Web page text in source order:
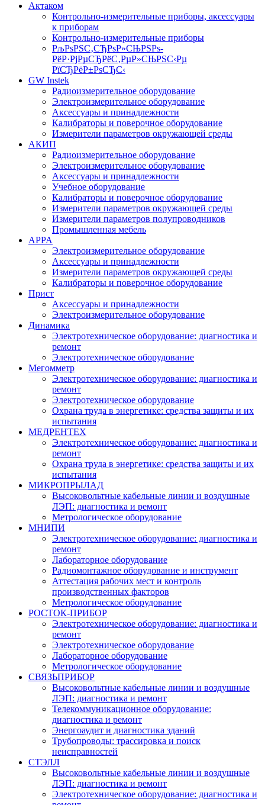
Актаком
Контрольно-измерительные приборы, аксессуары
к приборам
Контрольно-измерительные приборы
РљРѕРЅС‚СЂРѕР»СЊРЅРѕ-
РёР·РјРµСЂРёС‚РµР»СЊРЅС‹Рµ
РїСЂРёР±РѕСЂС‹
GW Instek
Радиоизмерительное оборудование
Электроизмерительное оборудование
Аксессуары и принадлежности
Калибраторы и поверочное оборудование
Измерители параметров окружающей среды
АКИП
Радиоизмерительное оборудование
Электроизмерительное оборудование
Аксессуары и принадлежности
Учебное оборудование
Калибраторы и поверочное оборудование
Измерители параметров окружающей среды
Измерители параметров полупроводников
Промышленная мебель
APPA
Электроизмерительное оборудование
Аксессуары и принадлежности
Измерители параметров окружающей среды
Калибраторы и поверочное оборудование
Прист
Аксессуары и принадлежности
Электроизмерительное оборудование
Динамика
Электротехническое оборудование: диагностика и
ремонт
Электротехническое оборудование
Мегомметр
Электротехническое оборудование: диагностика и
ремонт
Электротехническое оборудование
Охрана труда в энергетике: средства защиты и их
испытания
МЕДРЕНТЕХ
Электротехническое оборудование: диагностика и
ремонт
Охрана труда в энергетике: средства защиты и их
испытания
МИКРОПРЫЛАД
Высоковольтные кабельные линии и воздушные
ЛЭП: диагностика и ремонт
Метрологическое оборудование
МНИПИ
Электротехническое оборудование: диагностика и
ремонт
Лабораторное оборудование
Радиомонтажное оборудование и инструмент
Аттестация рабочих мест и контроль
производственных факторов
Метрологическое оборудование
РОСТОК-ПРИБОР
Электротехническое оборудование: диагностика и
ремонт
Электротехническое оборудование
Лабораторное оборудование
Метрологическое оборудование
СВЯЗЬПРИБОР
Высоковольтные кабельные линии и воздушные
ЛЭП: диагностика и ремонт
Телекоммуникационное оборудование:
диагностика и ремонт
Энергоаудит и диагностика зданий
Трубопроводы: трассировка и поиск
неисправностей
СТЭЛЛ
Высоковольтные кабельные линии и воздушные
ЛЭП: диагностика и ремонт
Электротехническое оборудование: диагностика и